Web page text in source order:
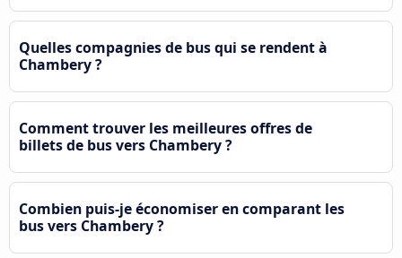
Quelles compagnies de bus qui se rendent à
Chambery ?
Comment trouver les meilleures offres de
billets de bus vers Chambery ?
Combien puis-je économiser en comparant les
bus vers Chambery ?